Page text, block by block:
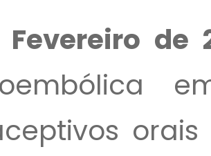
Fevereiro de